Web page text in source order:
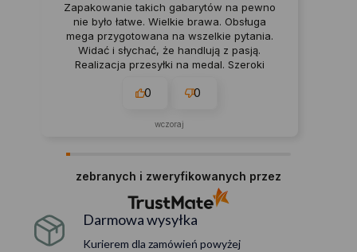
Zapakowanie takich gabarytów na pewno
nie było łatwe. Wielkie brawa. Obsługa
mega przygotowana na wszelkie pytania.
Widać i słychać, że handlują z pasją.
Realizacja przesyłki na medal. Szeroki
częste promocje. Lubię to. 💯
0 0
wczoraj
zebranych i zweryfikowanych przez
Darmowa wysyłka
Kurierem dla zamówień powyżej